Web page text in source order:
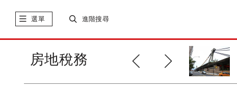
選單 進階搜尋
房地稅務
資新焦點 置產夜市概念宅